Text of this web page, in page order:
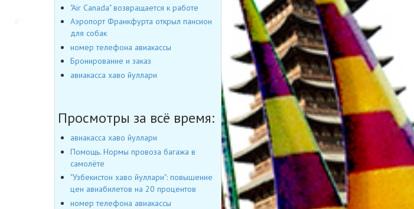
"Air Canada" возвращается к работе
Аэропорт Франкфурта открыл пансион
для собак
номер телефона авиакассы
Бронирование и заказ
авиакасса хаво йуллари
Просмотры за всё время:
авиакасса хаво йуллари
Помощь. Нормы провоза багажа в
самолёте
"Узбекистон хаво йуллари": повышение
цен авиабилетов на 20 процентов
номер телефона авиакассы